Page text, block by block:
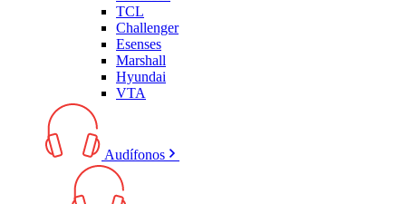
TCL
Challenger
Esenses
Marshall
Hyundai
VTA
Audífonos